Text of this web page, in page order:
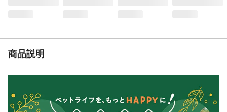
商品説明